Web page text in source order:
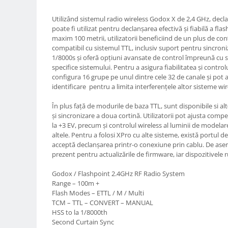
Blitz-uri circulare (Macro)
Adaptoare stativ port umbrela si
Comander TTL
Cabluri si Patine Sincron
Alimentare auxiliara blitz
Protectie patina apa, ploaie
Bounce-uri, Softbox-uri
Ring-Flash Adaptor
Bracket-uri si suporti
Huse protectie blitz extern
Huse protectie filtre gel
Accesorii Aparate Digitale
Utilizând sistemul radio wireless Godox X de 2,4 GHz,
poate fi utilizat pentru declanșarea efectivă și fiabilă a
maxim 100 metrii, utilizatorii beneficiind de un plus de
compatibil cu sistemul TTL, inclusiv suport pentru
1/8000s și oferă opțiuni avansate de control împreună
specifice sistemului. Pentru a asigura fiabilitatea și
configura 16 grupe pe unul dintre cele 32 de canale și pot
identificare pentru a limita interferențele altor sisteme
În plus față de modurile de baza TTL, sunt disponibile si
și sincronizare a doua cortină. Utilizatorii pot ajusta
la +3 EV, precum și controlul wireless al luminii de
altele. Pentru a folosi XPro cu alte sisteme, există portul
acceptă declanșarea printr-o conexiune prin cablu. De
prezent pentru actualizările de firmware, iar dispozitivele
Godox / Flashpoint 2.4GHz RF Radio System
Range – 100m +
Flash Modes – ETTL / M / Multi
TCM – TTL – CONVERT – MANUAL
HSS to la 1/8000th
Second Curtain Sync